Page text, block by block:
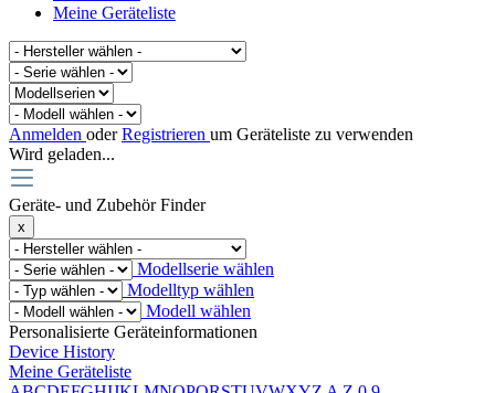
Meine Geräteliste
Anmelden oderRegistrieren um Geräteliste zu verwenden
Wird geladen...
Geräte- und Zubehör Finder
x
Modellserie wählen
Modelltyp wählen
Modell wählen
Personalisierte Geräteinformationen
Device History
Meine Geräteliste